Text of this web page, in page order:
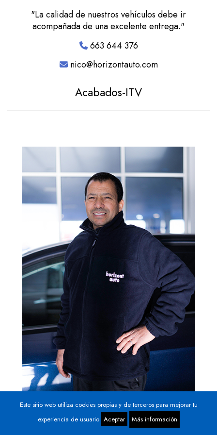
"La calidad de nuestros vehículos debe ir
acompañada de una excelente entrega."
663 644 376
nico@horizontauto.com
Acabados-ITV
MOHAMED
Este sitio web utiliza cookies propias y de terceros para mejorar tu
experiencia de usuario Aceptar Más información